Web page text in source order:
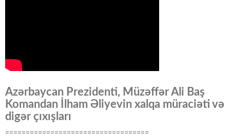
Azərbaycan Prezidenti, Müzəffər Ali Baş
Komandan İlham Əliyevin xalqa müraciəti və
digər çıxışları
===================================